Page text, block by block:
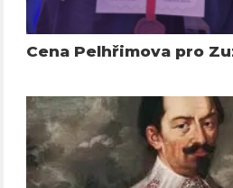
Cena Pelhřimova pro